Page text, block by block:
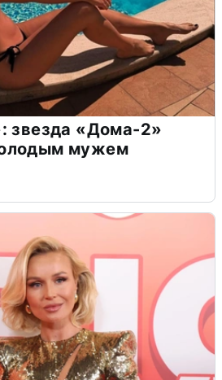
звезда «Дома-2»
мужем